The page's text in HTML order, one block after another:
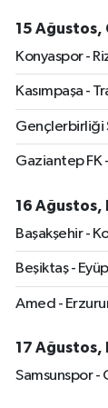
15 Ağustos,
Konyaspor -
Kasımpaşa -
Gençlerbirliği
Gaziantep FK
16 Ağustos,
Başakşehir -
Beşiktaş -
Amed -
17 Ağustos,
Samsunspor -